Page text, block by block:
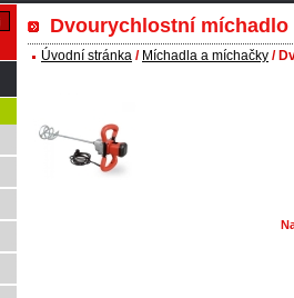
Dvourychlostní míchadlo
Úvodní stránka / Míchadla a míchačky /